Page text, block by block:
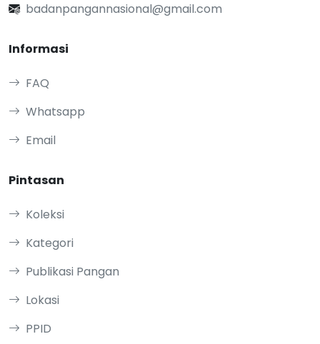
badanpangannasional@gmail.com
Informasi
FAQ
Whatsapp
Email
Pintasan
Koleksi
Kategori
Publikasi Pangan
Lokasi
PPID